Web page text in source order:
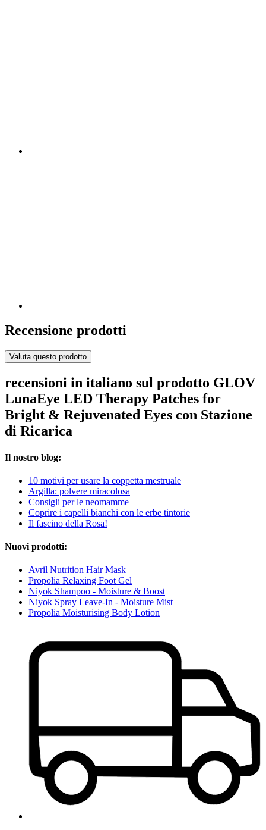
Recensione prodotti
Valuta questo prodotto
recensioni in italiano sul prodotto GLOV
LunaEye LED Therapy Patches for
Bright & Rejuvenated Eyes con Stazione
di Ricarica
Il nostro blog:
10 motivi per usare la coppetta mestruale
Argilla: polvere miracolosa
Consigli per le neomamme
Coprire i capelli bianchi con le erbe tintorie
Il fascino della Rosa!
Nuovi prodotti:
Avril Nutrition Hair Mask
Propolia Relaxing Foot Gel
Niyok Shampoo - Moisture & Boost
Niyok Spray Leave-In - Moisture Mist
Propolia Moisturising Body Lotion